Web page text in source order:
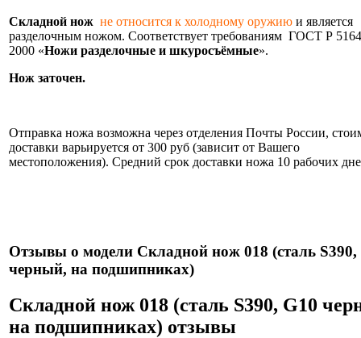
Складной нож не относится к холодному оружию и является
разделочным ножом. Соответствует требованиям ГОСТ Р
2000 «Ножи разделочные и шкуросъёмные».
Нож заточен.
Отправка ножа возможна через отделения Почты России,
доставки варьируется от 300 руб (зависит от Вашего
местоположения). Средний срок доставки ножа 10 рабочих
Отзывы о модели Складной нож 018 (сталь S390,
черный, на подшипниках)
Складной нож 018 (сталь S390, G10
на подшипниках) отзывы